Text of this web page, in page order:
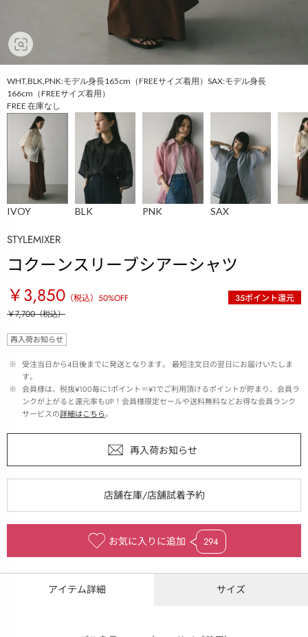
WHT,BLK,PNK:モデル身長165cm（FREEサイズ着用）SAX:モデル身長
166cm（FREEサイズ着用）
FREE 在庫なし
IVOY BLK PNK SAX
STYLEMIXER
コクーンスリーブシアーシャツ
￥3,850 （税込） 50%OFF 35ポイント還元
￥7,700（税込）
再入荷お知らせ
※ 受注当日から4日後までに発送となります。 最短注文日の翌日にお届けいたしま
す。
※ 会員様は、税抜¥100毎に1ポイント＝¥1でご利用頂けるポイントが貯まり、会員ラ
ンクが上がると還元率もUP！会員様限定セールや送料無料などお得な会員ランク
サービスの詳細はこちら。
お気に入りに追加 294
アイテム詳細 サイズ